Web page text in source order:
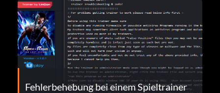
Fehlerbehebung bei einem Spieltrainer